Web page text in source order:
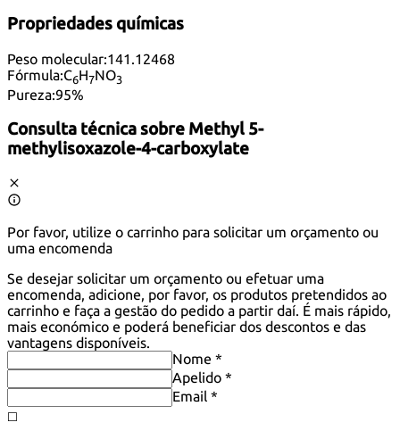
Propriedades químicas
Peso molecular:141.12468
Fórmula:C6H7NO3
Pureza:95%
Consulta técnica sobre Methyl 5-
methylisoxazole-4-carboxylate
Por favor, utilize o carrinho para solicitar um orçamento ou
uma encomenda
Se desejar solicitar um orçamento ou efetuar uma
encomenda, adicione, por favor, os produtos pretendidos ao
carrinho e faça a gestão do pedido a partir daí. É mais rápido,
mais económico e poderá beneficiar dos descontos e das
vantagens disponíveis.
Nome *
Apelido *
Email *
◻️